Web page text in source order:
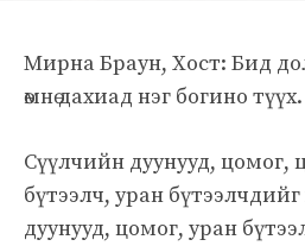
Мирна Браун, Хост: Бид
өмнө дахиад нэг богино түүх.
Сүүлчийн дуунууд, цомог,
бүтээлч, уран
дуунууд, цомог, уран